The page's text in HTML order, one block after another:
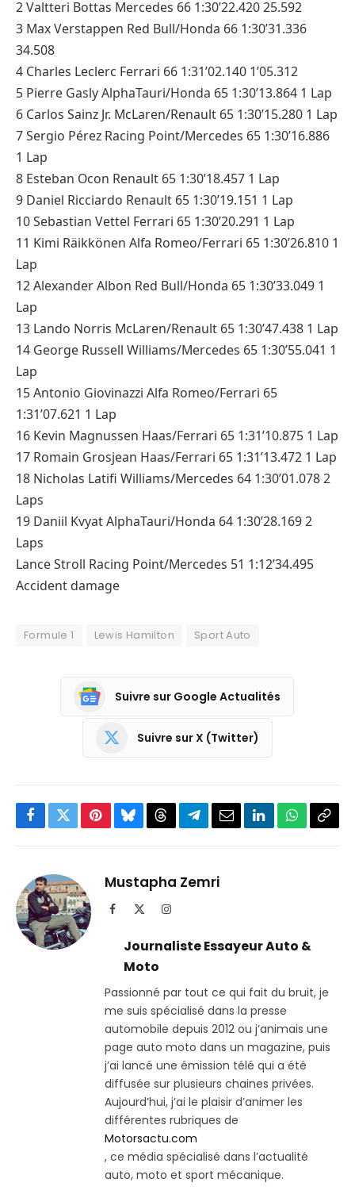
2 Valtteri Bottas Mercedes 66 1:30’22.420 25.592
3 Max Verstappen Red Bull/Honda 66 1:30’31.336
34.508
4 Charles Leclerc Ferrari 66 1:31’02.140 1’05.312
5 Pierre Gasly AlphaTauri/Honda 65 1:30’13.864 1 Lap
6 Carlos Sainz Jr. McLaren/Renault 65 1:30’15.280 1 Lap
7 Sergio Pérez Racing Point/Mercedes 65 1:30’16.886
1 Lap
8 Esteban Ocon Renault 65 1:30’18.457 1 Lap
9 Daniel Ricciardo Renault 65 1:30’19.151 1 Lap
10 Sebastian Vettel Ferrari 65 1:30’20.291 1 Lap
11 Kimi Räikkönen Alfa Romeo/Ferrari 65 1:30’26.810 1
Lap
12 Alexander Albon Red Bull/Honda 65 1:30’33.049 1
Lap
13 Lando Norris McLaren/Renault 65 1:30’47.438 1 Lap
14 George Russell Williams/Mercedes 65 1:30’55.041 1
Lap
15 Antonio Giovinazzi Alfa Romeo/Ferrari 65
1:31’07.621 1 Lap
16 Kevin Magnussen Haas/Ferrari 65 1:31’10.875 1 Lap
17 Romain Grosjean Haas/Ferrari 65 1:31’13.472 1 Lap
18 Nicholas Latifi Williams/Mercedes 64 1:30’01.078 2
Laps
19 Daniil Kvyat AlphaTauri/Honda 64 1:30’28.169 2
Laps
Lance Stroll Racing Point/Mercedes 51 1:12’34.495
Accident damage
Formule 1 Lewis Hamilton Sport Auto
Suivre sur Google Actualités
Suivre sur X (Twitter)
Facebook
TwitterPinterestBlueskyThreadsPartager
Telegram
EmailLinkedInWhatsApp
Mustapha Zemri
Facebook Instagram
Journaliste Essayeur Auto &
Moto
Passionné par tout ce qui fait du bruit, je
me suis spécialisé dans la presse
automobile depuis 2012 ou j’animais une
page auto moto dans un magazine, puis
j’ai lancé une émission télé qui a été
diffusée sur plusieurs chaines privées.
Aujourd’hui, j’ai le plaisir d’animer les
différentes rubriques de
Motorsactu.com
, ce média spécialisé dans l’actualité
auto, moto et sport mécanique.